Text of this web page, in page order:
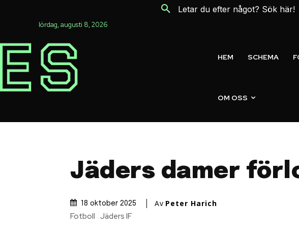
lördag, augusti 8, 2026
Letar du efter något? Sök här!
HEM SCHEMA
OM OSS
Jäders damer
18 oktober 2025 Av Peter Harich
Fotboll Jäders IF